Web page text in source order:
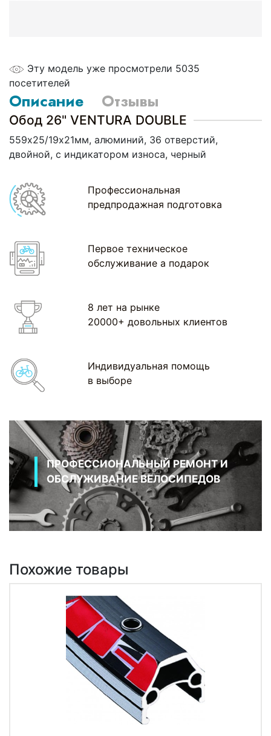
Эту модель уже просмотрели 5035
посетителей
Описание Отзывы
Обод 26" VENTURA DOUBLE
559х25/19х21мм, алюминий, 36 отверстий,
двойной, c индикатором износа, черный
Профессиональная
предпродажная подготовка
Первое техническое
обслуживание а подарок
8 лет на рынке
20000+ довольных клиентов
Индивидуальная помощь
в выборе
ПРОФЕССИОНАЛЬНЫЙ РЕМОНТ И
ОБСЛУЖИВАНИЕ ВЕЛОСИПЕДОВ
Похожие товары